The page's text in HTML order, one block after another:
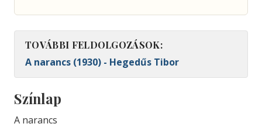
TOVÁBBI FELDOLGOZÁSOK:
A narancs (1930) - Hegedűs Tibor
Színlap
A narancs